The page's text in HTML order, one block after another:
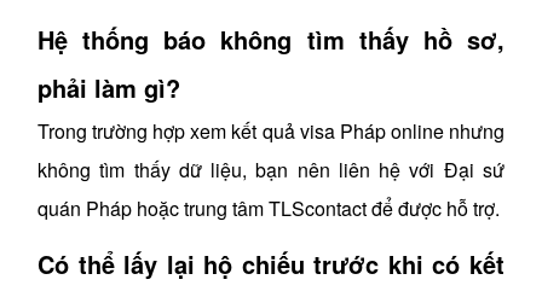
Hệ thống báo không tìm thấy hồ sơ,
phải làm gì?
Trong trường hợp xem kết quả visa Pháp online nhưng
không tìm thấy dữ liệu, bạn nên liên hệ với Đại sứ
quán Pháp hoặc trung tâm TLScontact để được hỗ trợ.
Có thể lấy lại hộ chiếu trước khi có kết